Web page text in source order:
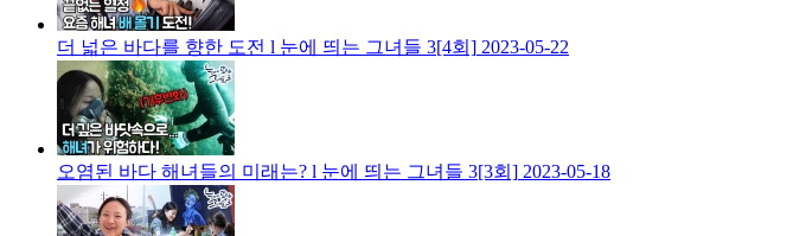
더 넓은 바다를 향한 도전 l 눈에 띄는 그녀들 3[4회] 2023-05-22
오염된 바다 해녀들의 미래는? l 눈에 띄는 그녀들 3[3회] 2023-05-18